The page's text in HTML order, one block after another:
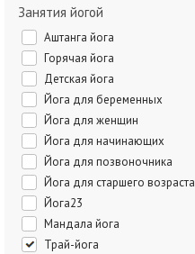
Занятия йогой
Аштанга йога
Горячая йога
Детская йога
Йога для беременных
Йога для женщин
Йога для начинающих
Йога для позвоночника
Йога для старшего возраста
Йога23
Мандала йога
Трай-йога